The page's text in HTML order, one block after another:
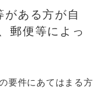
ある方が自
郵便等によっ
要件にあてはまる方